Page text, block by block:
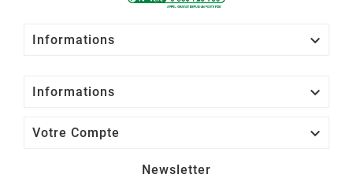
Informations 
Informations 
Votre Compte 
Newsletter